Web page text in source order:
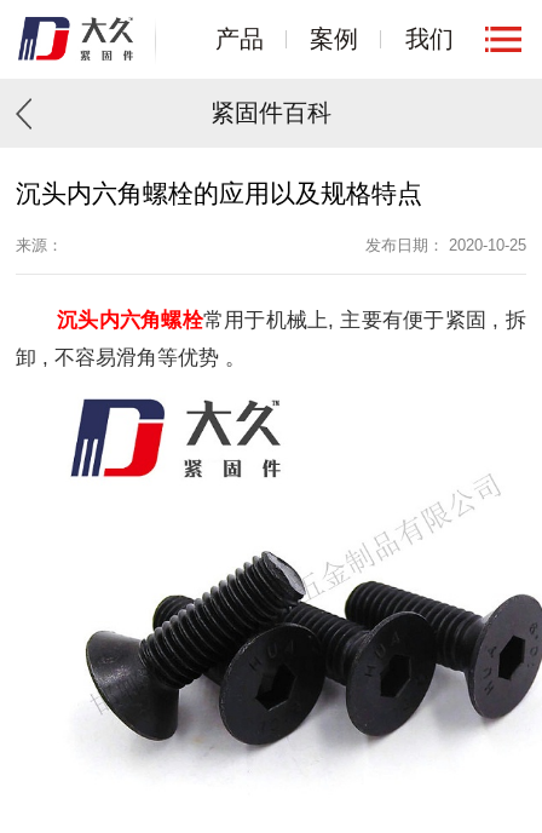
产品 案例 我们
紧固件百科
沉头内六角螺栓的应用以及规格特点
来源： 发布日期： 2020-10-25
沉头内六角螺栓常用于机械上, 主要有便于紧固 , 拆
卸 , 不容易滑角等优势 。